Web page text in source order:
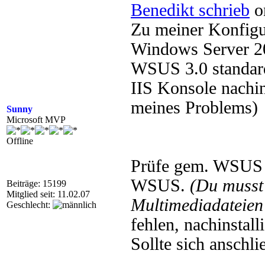
Sunny
Microsoft MVP
Offline
Beiträge: 15199
Mitglied seit: 11.02.07
Geschlecht:
Benedikt schrieb
Zu meiner
Windows Server
WSUS 3.0
IIS Konsole
meines Problems)
Prüfe gem.
WSUS. (Du
fehlen,
Sollte sich